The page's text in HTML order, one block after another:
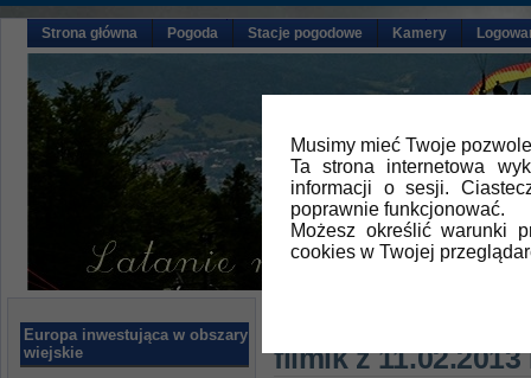
Musimy mieć Twoje
Ta strona internetowa
informacji o sesji.
poprawnie funkcjonować.
Możesz określić warunki
cookies w Twojej
Strona główna Pogoda Stacje pogodowe Kamery
Europa inwestująca w obszary
wiejskie
filmik z 11.02.2013